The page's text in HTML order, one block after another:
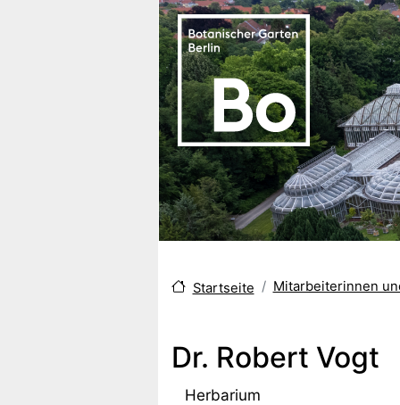
Startseite Mitarbeiterinnen
Dr. Robert Vogt
Herbarium